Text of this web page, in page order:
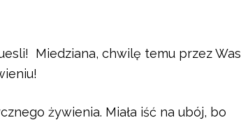
Miedziana, chwilę temu przez Was
żywienia. Miała iść na ubój, bo